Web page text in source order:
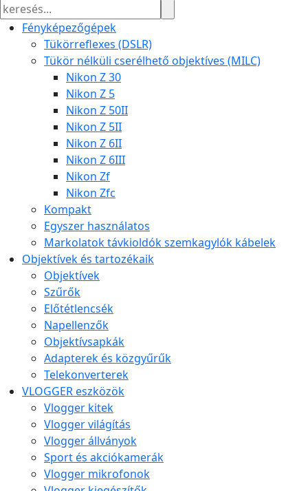
Fényképezőgépek
Tükörreflexes (DSLR)
Tükör nélküli cserélhető objektíves (MILC)
Nikon Z 30
Nikon Z 5
Nikon Z 50II
Nikon Z 5II
Nikon Z 6II
Nikon Z 6III
Nikon Zf
Nikon Zfc
Kompakt
Egyszer használatos
Markolatok távkioldók szemkagylók kábelek
Objektívek és tartozékaik
Objektívek
Szűrők
Előtétlencsék
Napellenzők
Objektívsapkák
Adapterek és közgyűrűk
Telekonverterek
VLOGGER eszközök
Vlogger kitek
Vlogger világítás
Vlogger állványok
Sport és akciókamerák
Vlogger mikrofonok